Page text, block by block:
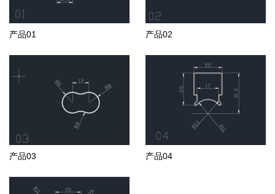
产品01 产品02
产品03 产品04